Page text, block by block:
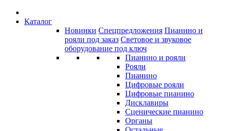
Каталог
Новинки Спецпредложения Пианино и
рояли под заказ Световое и звуковое
оборудование под ключ
Пианино и рояли
Рояли
Пианино
Цифровые рояли
Цифровые пианино
Дисклавиры
Сценические пианино
Органы